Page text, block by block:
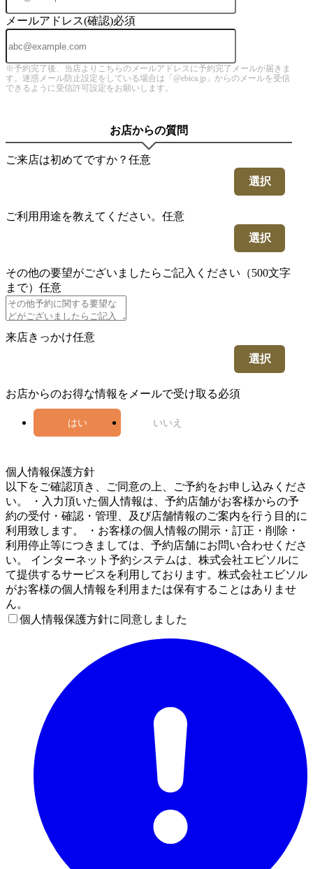
メールアドレス(確認)必須
※予約完了後、当店よりこちらのメールアドレスに予約完了メールが届きま
す。迷惑メール防止設定をしている場合は「@ebica.jp」からのメールを受信
できるように受信許可設定をお願いします。
お店からの質問
ご来店は初めてですか？ 任意
選択
ご利用用途を教えてください。 任意
選択
その他の要望がございましたらご記入ください（500文字
まで） 任意
来店きっかけ任意
選択
お店からのお得な情報をメールで受け取る必須
はい いいえ
個人情報保護方針
以下をご確認頂き、ご同意の上、ご予約をお申し込みくださ
い。 ・入力頂いた個人情報は、予約店舗がお客様からの予
約の受付・確認・管理、及び店舗情報のご案内を行う目的に
利用致します。 ・お客様の個人情報の開示・訂正・削除・
利用停止等につきましては、予約店舗にお問い合わせくださ
い。 インターネット予約システムは、株式会社エビソルに
て提供するサービスを利用しております。株式会社エビソル
がお客様の個人情報を利用または保有することはありませ
ん。
個人情報保護方針に同意しました